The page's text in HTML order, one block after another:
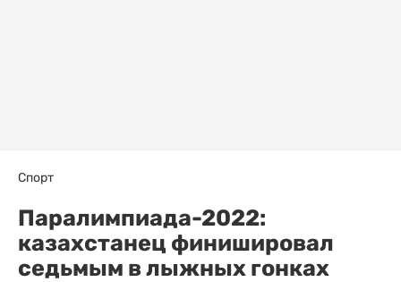
Спорт
Паралимпиада-2022:
казахстанец финишировал
седьмым в лыжных гонках